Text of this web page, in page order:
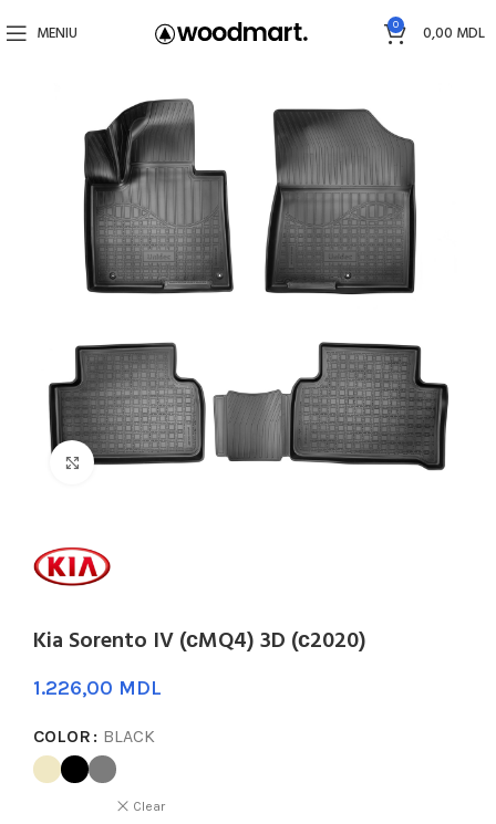
MENIU 0 0,00 MDL
Faceți click pentru a mări
Kia Sorento IV (сMQ4) 3D (с2020)
MDL
COLOR BLACK
Clear